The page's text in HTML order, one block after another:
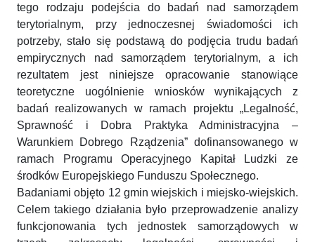
tego rodzaju podejścia do badań nad samorządem
terytorialnym, przy jednoczesnej świadomości ich
potrzeby, stało się podstawą do podjęcia trudu badań
empirycznych nad samorządem terytorialnym, a ich
rezultatem jest niniejsze opracowanie stanowiące
teoretyczne uogólnienie wniosków wynikających z
badań realizowanych w ramach projektu „Legalność,
Sprawność i Dobra Praktyka Administracyjna –
Warunkiem Dobrego Rządzenia” dofinansowanego w
ramach Programu Operacyjnego Kapitał Ludzki ze
środków Europejskiego Funduszu Społecznego.
Badaniami objęto 12 gmin wiejskich i miejsko-wiejskich.
Celem takiego działania było przeprowadzenie analizy
funkcjonowania tych jednostek samorządowych w